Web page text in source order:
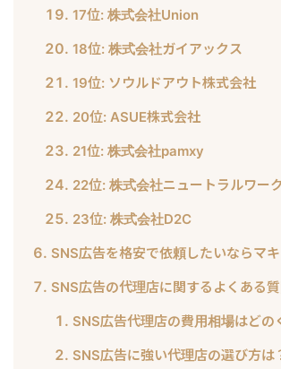
17位: 株式会社Union
18位: 株式会社ガイアックス
19位: ソウルドアウト株式会社
20位: ASUE株式会社
21位: 株式会社pamxy
22位: 株式会社ニュートラルワー
23位: 株式会社D2C
SNS広告を格安で依頼したいならマキ
SNS広告の代理店に関するよくある質
SNS広告代理店の費用相場はどの
SNS広告に強い代理店の選び方は